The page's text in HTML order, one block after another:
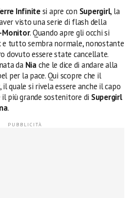
Infinitesi apre con Supergirl, la
visto una serie di flash della
Monitor. Quando apre gli occhi si
e tutto sembra normale, nonostante
dovuto essere state cancellate.
da Niache le dice di andare alla
per la pace. Qui scopre che il
, il quale si rivela essere anche il capo
il più grande sostenitore di Supergirl
.